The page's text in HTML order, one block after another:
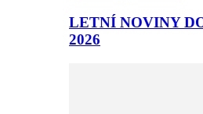
LETNÍ NOVINY
2026